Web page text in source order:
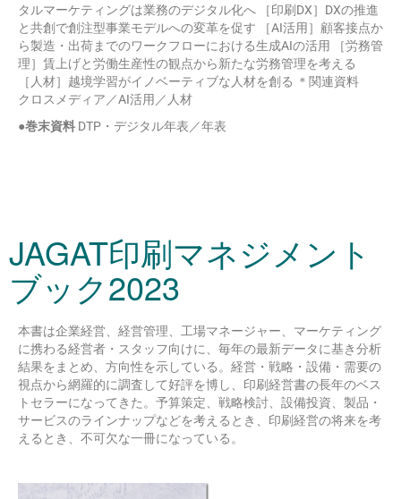
タルマーケティングは業務のデジタル化へ ［印刷DX］DXの推進
と共創で創注型事業モデルへの変革を促す ［AI活用］顧客接点か
ら製造・出荷までのワークフローにおける生成AIの活用 ［労務管
理］賃上げと労働生産性の観点から新たな労務管理を考える
［人材］越境学習がイノベーティブな人材を創る ＊関連資料
クロスメディア／AI活用／人材
●巻末資料 DTP・デジタル年表／年表
JAGAT印刷マネジメント
ブック2023
本書は企業経営、経営管理、工場マネージャー、マーケティング
に携わる経営者・スタッフ向けに、毎年の最新データに基き分析
結果をまとめ、方向性を示している。経営・戦略・設備・需要の
視点から網羅的に調査して好評を博し、印刷経営書の長年のベス
トセラーになってきた。予算策定、戦略検討、設備投資、製品・
サービスのラインナップなどを考えるとき、印刷経営の将来を考
えるとき、不可欠な一冊になっている。